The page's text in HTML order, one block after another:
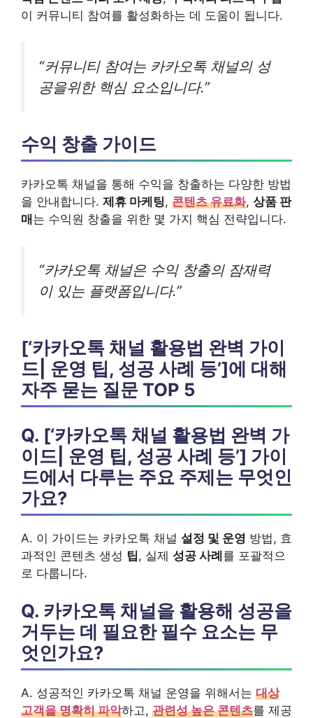
이 커뮤니티 참여를 활성화하는 데 도움이 됩니다.
“커뮤니티 참여는 카카오톡 채널의 성
공을위한 핵심 요소입니다.”
수익 창출 가이드
카카오톡 채널을 통해 수익을 창출하는 다양한 방법
을 안내합니다. 제휴 마케팅, 콘텐츠 유료화, 상품 판
매는 수익원 창출을 위한 몇 가지 핵심 전략입니다.
“카카오톡 채널은 수익 창출의 잠재력
이 있는 플랫폼입니다.”
[‘카카오톡 채널 활용법 완벽 가이
드| 운영 팁, 성공 사례 등’]에 대해
자주 묻는 질문 TOP 5
Q. [‘카카오톡 채널 활용법 완벽 가
이드| 운영 팁, 성공 사례 등’] 가이
드에서 다루는 주요 주제는 무엇인
가요?
A. 이 가이드는 카카오톡 채널 설정 및 운영 방법, 효
과적인 콘텐츠 생성 팁, 실제 성공 사례 를 포괄적으
로 다룹니다.
Q. 카카오톡 채널을 활용해 성공을
거두는 데 필요한 필수 요소는 무
엇인가요?
A. 성공적인 카카오톡 채널 운영을 위해서는 대상
고객을 명확히 파악하고, 관련성 높은 콘텐츠를 제공